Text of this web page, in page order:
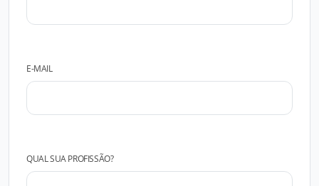
E-MAIL
QUAL SUA PROFISSÃO?